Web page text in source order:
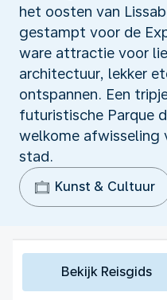
het oosten van
gestampt voor de
ware attractie voor
architectuur, lekker
ontspannen. Een
futuristische Parque
welkome afwisseling
stad.
Kunst & Cultuur
Bekijk Reisgids